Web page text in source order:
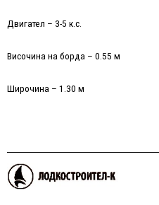
Двигател – 3-5 к.с.
Височина на борда – 0.55 м
Широчина – 1.30 м